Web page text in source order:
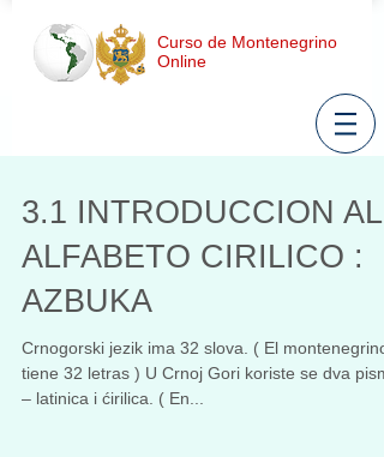
Curso de Montenegrino
Online
3.1 INTRODUCCION AL
ALFABETO CIRILICO :
AZBUKA
Crnogorski jezik ima 32 slova. ( El montenegrino
tiene 32 letras ) U Crnoj Gori koriste se dva
– latinica i ćirilica. ( En...